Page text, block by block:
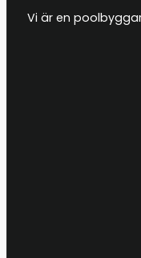
Vi är en